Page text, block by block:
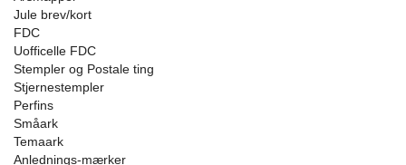
Jule brev/kort
FDC
Uofficelle FDC
Stempler og Postale ting
Stjernestempler
Perfins
Småark
Temaark
Anlednings-mærker